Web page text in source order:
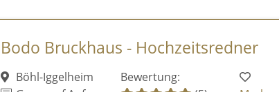
Bodo Bruckhaus - Hochzeitsredner
Böhl-Iggelheim
Bewertung: